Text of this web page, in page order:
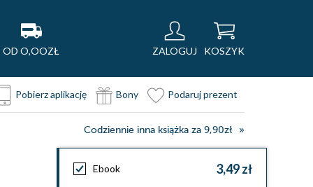
OD O,OOZŁ ZALOGUJ KOSZYK
Pobierz aplikację Bony Podaruj prezent
Codziennie inna książka za 9,90zł
Ebook 3,49 zł